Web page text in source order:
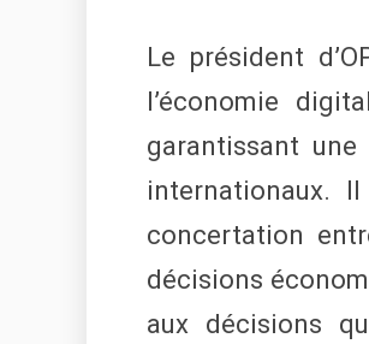
Le président
l’économie
garantissant
internationaux.
concertation
décisions
aux décisions